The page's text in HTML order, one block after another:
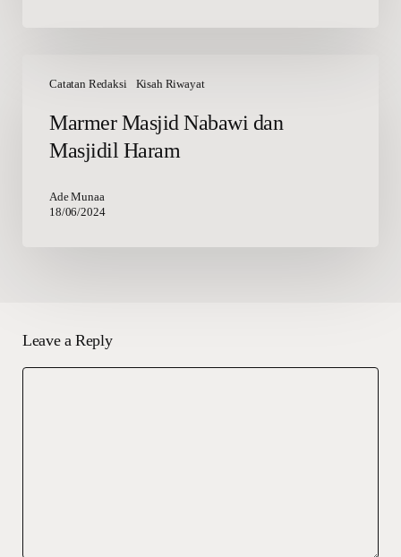
Catatan Redaksi Kisah Riwayat
Masjid
Masjidil
Marmer Masjid Nabawi dan
Masjidil Haram
Ade Munaa
18/06/2024
Leave a Reply